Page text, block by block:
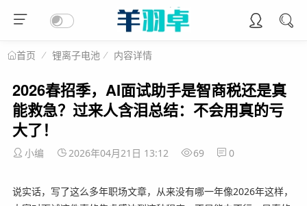
首页 锂离子电池 内容详情
2026春招季，AI面试助手是智商税还是真
能救急？过来人含泪总结：不会用真的亏
大了！
小编 2026年04月21日 13:12 69 0
说实话，写了这么多年职场文章，从来没有哪一年像2026年这样，